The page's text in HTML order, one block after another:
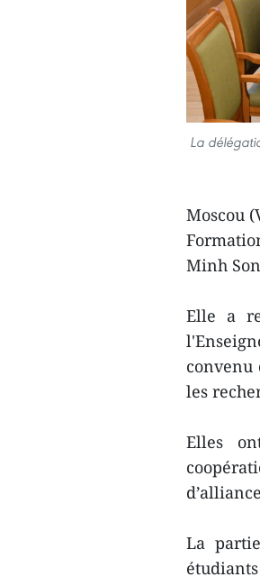
La
Moscou
Minh
Elle a
convenu
les
Elles
La